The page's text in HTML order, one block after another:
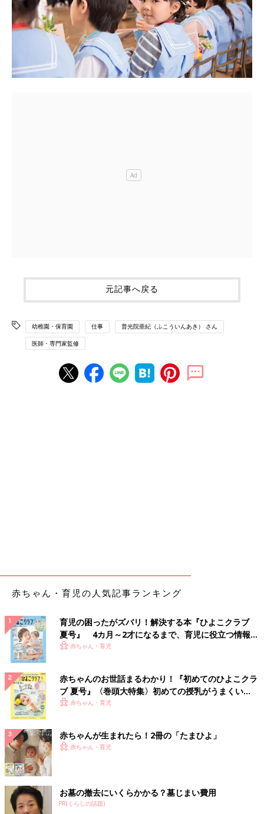
元記事へ戻る
幼稚園・保育園 仕事 普光院亜紀（ふこういんあき） さん
医師・専門家監修
赤ちゃん・育児の人気記事ランキング
育児の困ったがズバリ！解決する本『ひよこクラブ
夏号』 4カ月～2才になるまで、育児に役立つ情報が
いっぱい！
赤ちゃん・育児
赤ちゃんのお世話まるわかり！『初めてのひよこクラ
ブ 夏号』〈巻頭大特集〉初めての授乳がうまくい
く！ おっぱい・ミルクの基本と夏のトラブル 解決テ
赤ちゃん・育児
赤ちゃんが生まれたら！2冊の「たまひよ」
赤ちゃん・育児
お墓の撤去にいくらかかる？墓じまい費用
PR(くらしの話題)